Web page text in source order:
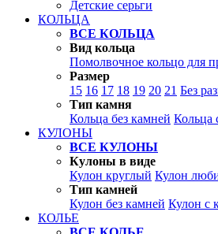
Детские серьги
КОЛЬЦА
ВСЕ КОЛЬЦА
Вид кольца
Помолвочное кольцо для
Размер
15 16 17 18 19 20 21 Без
Тип камня
Кольца без камней Кольца
КУЛОНЫ
ВСЕ КУЛОНЫ
Кулоны в виде
Кулон круглый Кулон
Тип камней
Кулон без камней Кулон с
КОЛЬЕ